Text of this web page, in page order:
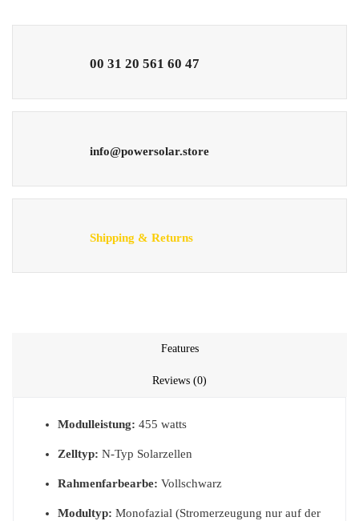
00 31 20 561 60 47
info@powersolar.store
Shipping & Returns
Features
Reviews (0)
Modulleistung: 455 watts
Zelltyp: N-Typ Solarzellen
Rahmenfarbearbe: Vollschwarz
Modultyp: Monofazial (Stromerzeugung nur auf der